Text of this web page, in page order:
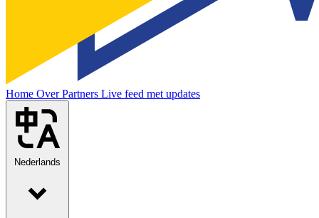
Home OverPartners Live feed met updates
Nederlands